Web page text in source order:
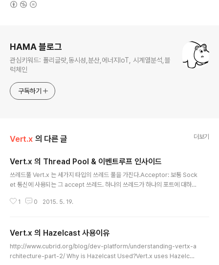
HAMA 블로그
관심키워드: 폴리글랏,동시성,분산,에너지IoT, 시계열분석,블
럭체인
구독하기
Vert.x 의 다른 글 더보기
Vert.x 의 Thread Pool & 이벤트루프 인사이드
쓰레드풀 Vert.x 는 세가지 타입의 쓰레드 풀을 가진다.Acceptor: 보통 Sock
et 통신에 사용되는 그 accept 쓰레드. 하나의 쓰레드가 하나의 포트에 대하여
벤트가 발생했을때, 상응하는 핸들러가 실행된다. 실행시 수행되어지면 , 이벤
자는 vertx.backgroundPoolSize 나 환경설정으로 쓰레드의 갯수를 설정
할수있다.디폴트는 20 너무많은 쓰레드는 컨텍스트스위칭을 발생하므로 조심
해야한다. 이벤트 루프틑 디테일하게 보면 그것은 Netty NioW..
1 0 2015. 5. 19.
Vert.x 의 Hazelcast 사용이유
http://www.cubrid.org/blog/dev-platform/understanding-vertx-a
rchitecture-part-2/ Why is Hazelcast Used?Vert.x uses Hazelcas